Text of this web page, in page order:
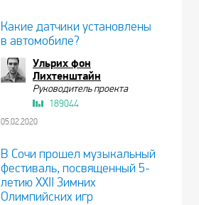
Какие датчики установлены
в автомобиле?
Ульрих фон
Лихтенштайн
Руководитель проекта
189044
05.02.2020
В Сочи прошел музыкальный
фестиваль, посвященный 5-
летию XXII Зимних
Олимпийских игр